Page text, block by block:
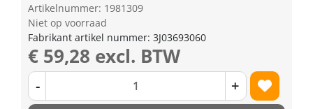
Artikelnummer: 1981309
Niet op voorraad
Fabrikant artikel nummer: 3J03693060
€ 59,28 excl. BTW
- +